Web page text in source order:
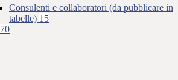
Consulenti e collaboratori (da pubblicare in
tabelle) 15
70